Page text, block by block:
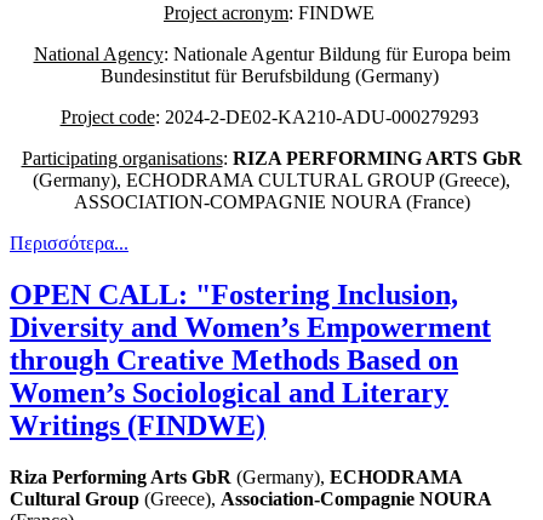
Project acronym: FINDWE
National Agency: Nationale Agentur Bildung für Europa beim
Bundesinstitut für Berufsbildung (Germany)
Project code: 2024-2-DE02-KA210-ADU-000279293
Participating organisations: RIZA PERFORMING ARTS GbR
(Germany), ECHODRAMA CULTURAL GROUP (Greece),
ASSOCIATION-COMPAGNIE NOURA (France)
Περισσότερα...
OPEN CALL: "Fostering Inclusion,
Diversity and Women’s Empowerment
through Creative Methods Based on
Women’s Sociological and Literary
Writings (FINDWE)
Riza Performing Arts GbR (Germany), ECHODRAMA
Cultural Group (Greece), Association-Compagnie NOURA